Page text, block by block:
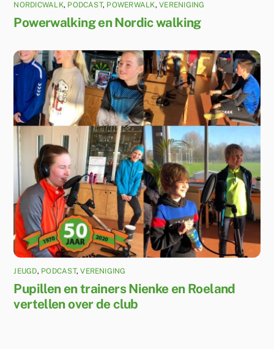
NORDICWALK, PODCAST, POWERWALK,VERENIGING
Powerwalking en Nordic walking
JEUGD, PODCAST,VERENIGING
Pupillen en trainers Nienke en Roeland
vertellen over de club